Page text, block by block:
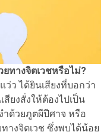
ทางจิตเวชหรือไม่?
ว ได้ยินเสียงที่บอกว่า
ยงสั่งให้ต้องไปเป็น
ด้วยภูตผีปีศาจ หรือ
างจิตเวช ซึ่งพบได้น้อย